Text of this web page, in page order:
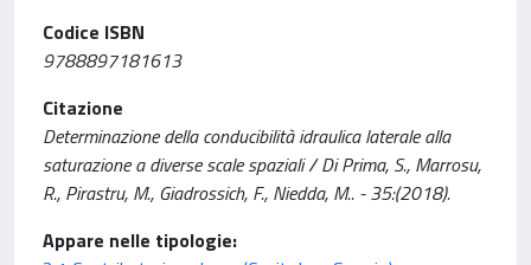
Codice ISBN
9788897181613
Citazione
Determinazione della conducibilità idraulica laterale alla
saturazione a diverse scale spaziali / Di Prima, S., Marrosu,
R., Pirastru, M., Giadrossich, F., Niedda, M.. - 35:(2018).
Appare nelle tipologie: